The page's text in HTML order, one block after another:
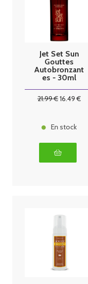
Jet Set Sun
Gouttes
Autobronzant
es - 30ml
21.99€16.49€
En stock